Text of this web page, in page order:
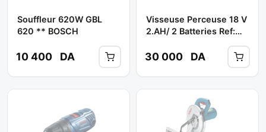
Souffleur 620W GBL
620 ** BOSCH
10 400 DA
Visseuse Perceuse 18 V
2.AH/ 2 Batteries Ref:
GSB 183 LI -2** BOSCH
30 000 DA